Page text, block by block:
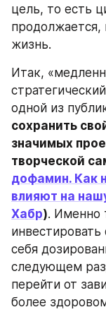
цель, то есть
жизнь.
Итак,
сохранить
значимых
творческой
дофамин. Как
влияют на
Хабр). Именно
себя
следующем
перейти от
более